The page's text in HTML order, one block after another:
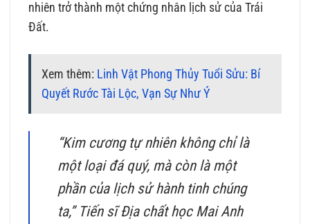
nhiên trở thành một chứng nhân lịch sử của Trái
Đất.
Xem thêm: Linh Vật Phong Thủy Tuổi Sửu: Bí
Quyết Rước Tài Lộc, Vạn Sự Như Ý
“Kim cương tự nhiên không chỉ là
một loại đá quý, mà còn là một
phần của lịch sử hành tinh chúng
ta,” Tiến sĩ Địa chất học Mai Anh